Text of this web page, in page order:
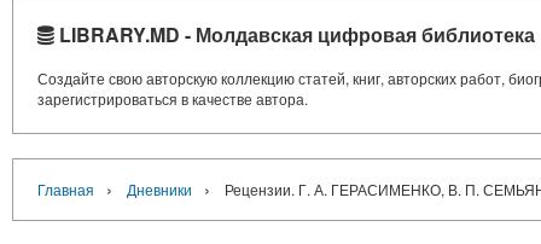
LIBRARY.MD - Молдавская цифровая библиотека
Создайте свою авторскую коллекцию статей, книг, авторских работ,
зарегистрироваться в качестве автора.
Главная › Дневники › Рецензии. Г. А. ГЕРАСИМЕНКО, В. П.